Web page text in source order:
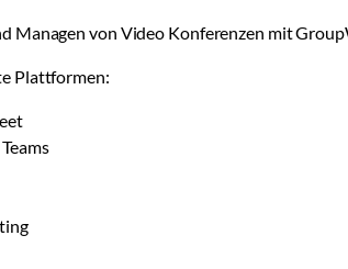
Managen von Video Konferenzen mit
Plattformen: